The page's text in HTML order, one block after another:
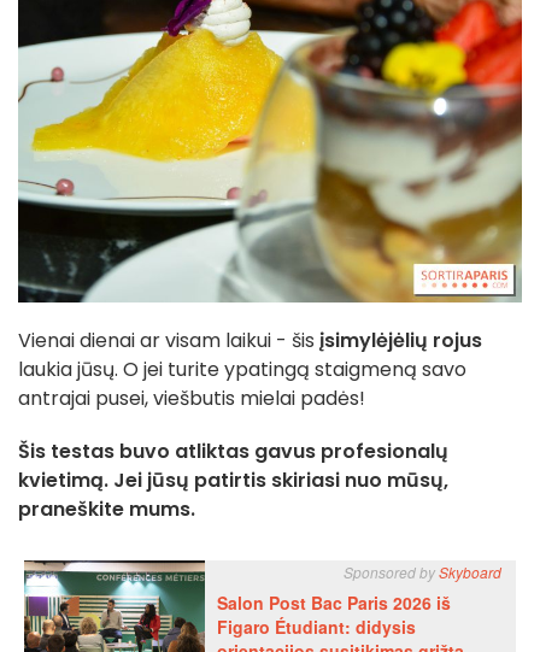
Vienai dienai ar visam laikui - šis įsimylėjėlių rojus
laukia jūsų. O jei turite ypatingą staigmeną savo
antrajai pusei, viešbutis mielai padės!
Šis testas buvo atliktas gavus profesionalų
kvietimą. Jei jūsų patirtis skiriasi nuo mūsų,
praneškite mums.